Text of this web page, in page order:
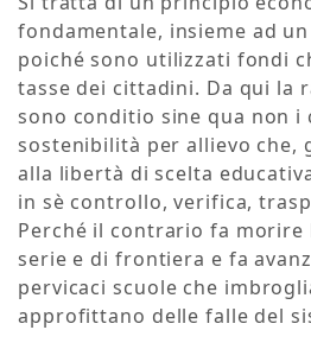
fondamentale, insieme ad
poiché sono utilizzati fondi
tasse dei cittadini. Da qui la
sono conditio sine qua non i
sostenibilità per allievo che,
alla libertà di scelta
in sè controllo, verifica,
Perché il contrario fa morire
serie e di frontiera e fa
pervicaci scuole che
approfittano delle falle del